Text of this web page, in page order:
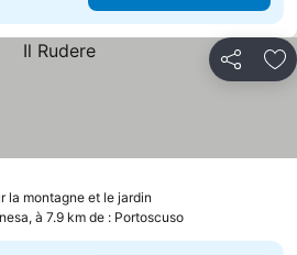
Partager
la montagne et le jardin
à 7.9 km de : Portoscuso